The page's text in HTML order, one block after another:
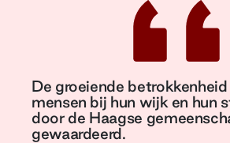
De groeiende
mensen bij hun wijk en hun
door de Haagse
gewaardeerd.